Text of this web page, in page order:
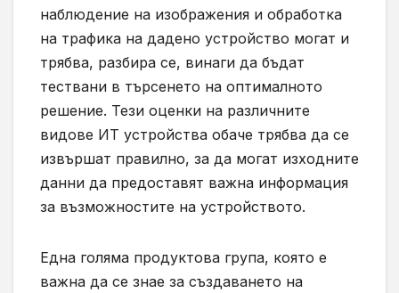
наблюдение на изображения и обработка
на трафика на дадено устройство могат и
трябва, разбира се, винаги да бъдат
тествани в търсенето на оптималното
решение. Тези оценки на различните
видове ИТ устройства обаче трябва да се
извършат правилно, за да могат изходните
данни да предоставят важна информация
за възможностите на устройството.
Една голяма продуктова група, която е
важна да се знае за създаването на